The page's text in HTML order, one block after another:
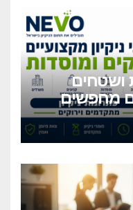
ושטחים
מחפשים